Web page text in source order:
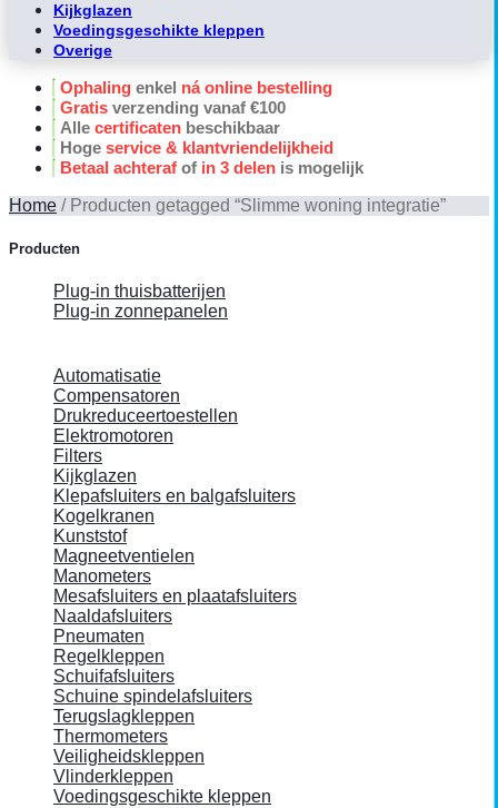
Kijkglazen
Voedingsgeschikte kleppen
Overige
Ophaling enkel ná online bestelling
Gratis verzending vanaf €100
Alle certificaten beschikbaar
Hoge service & klantvriendelijkheid
Betaal achteraf of in 3 delen is mogelijk
Home / Producten getagged “Slimme woning integratie”
Producten
Plug-in thuisbatterijen
Plug-in zonnepanelen
Automatisatie
Compensatoren
Drukreduceertoestellen
Elektromotoren
Filters
Kijkglazen
Klepafsluiters en balgafsluiters
Kogelkranen
Kunststof
Magneetventielen
Manometers
Mesafsluiters en plaatafsluiters
Naaldafsluiters
Pneumaten
Regelkleppen
Schuifafsluiters
Schuine spindelafsluiters
Terugslagkleppen
Thermometers
Veiligheidskleppen
Vlinderkleppen
Voedingsgeschikte kleppen